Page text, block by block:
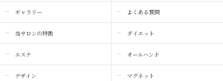
ギャラリー よくある質問
当サロンの特徴 ダイエット
エステ オールハンド
デザイン マグネット